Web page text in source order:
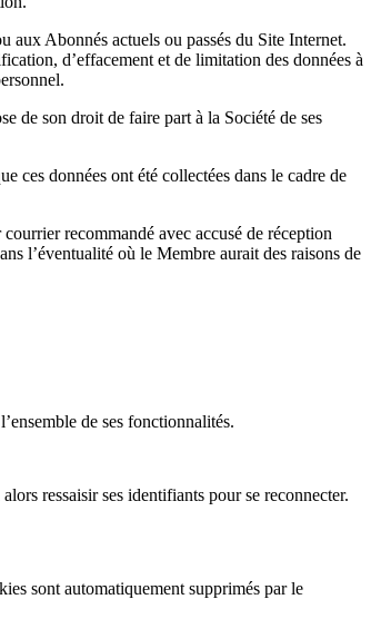
aux Abonnés actuels ou passés du Site Internet.
d’effacement et de limitation des données à
de son droit de faire part à la Société de ses
ces données ont été collectées dans le cadre de
recommandé avec accusé de réception
l’éventualité où le Membre aurait des raisons de
de ses fonctionnalités.
ressaisir ses identifiants pour se reconnecter.
sont automatiquement supprimés par le